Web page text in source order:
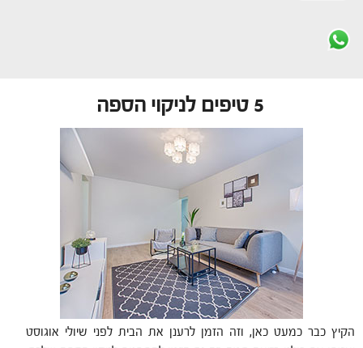
5 טיפים לניקוי הספה
הקיץ כבר כמעט כאן, וזה הזמן לרענן את הבית לפני שיולי אוגוסט